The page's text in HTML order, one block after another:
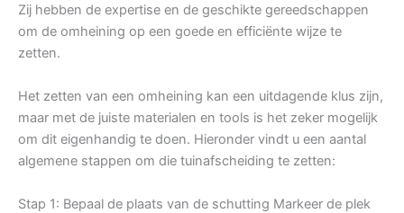
Zij hebben de expertise en de geschikte gereedschappen
om de omheining op een goede en efficiënte wijze te
zetten.
Het zetten van een omheining kan een uitdagende klus zijn,
maar met de juiste materialen en tools is het zeker mogelijk
om dit eigenhandig te doen. Hieronder vindt u een aantal
algemene stappen om die tuinafscheiding te zetten:
Stap 1: Bepaal de plaats van de schutting Markeer de plek